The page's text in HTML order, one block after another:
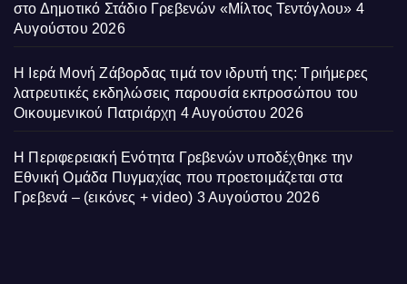
στο Δημοτικό Στάδιο Γρεβενών «Μίλτος Τεντόγλου» 4
Αυγούστου 2026
Η Ιερά Μονή Ζάβορδας τιμά τον ιδρυτή της: Τριήμερες
λατρευτικές εκδηλώσεις παρουσία εκπροσώπου του
Οικουμενικού Πατριάρχη 4 Αυγούστου 2026
Η Περιφερειακή Ενότητα Γρεβενών υποδέχθηκε την
Εθνική Ομάδα Πυγμαχίας που προετοιμάζεται στα
Γρεβενά – (εικόνες + video) 3 Αυγούστου 2026